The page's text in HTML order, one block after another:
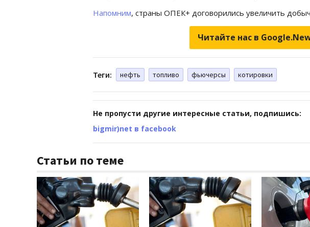
Напомним, страны ОПЕК+ договорились увеличить
Читайте нас в
Теги: нефть топливо фьючерсы котировки
Не пропусти другие интересные статьи, подпишись:
bigmir)net в facebook
Статьи по теме